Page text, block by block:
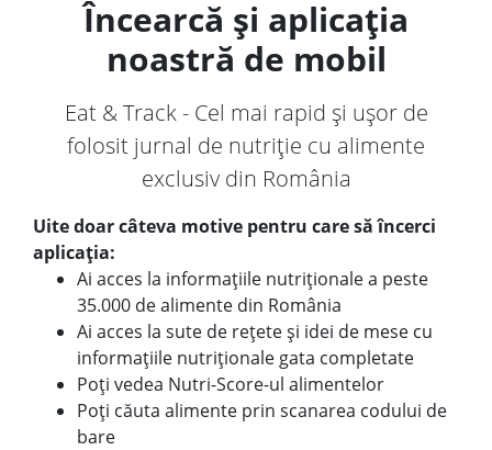
Încearcă și aplicația
noastră de mobil
Eat & Track - Cel mai rapid și ușor de
folosit jurnal de nutriție cu alimente
exclusiv din România
Uite doar câteva motive pentru care să încerci
aplicația:
Ai acces la informațiile nutriționale a peste
35.000 de alimente din România
Ai acces la sute de rețete și idei de mese cu
informațiile nutriționale gata completate
Poți vedea Nutri-Score-ul alimentelor
Poți căuta alimente prin scanarea codului de
bare